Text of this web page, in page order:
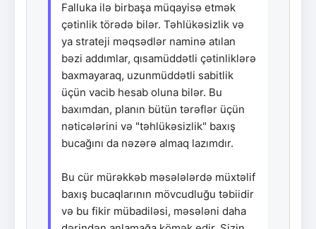
Falluka ilə birbaşa müqayisə etmək
çətinlik törədə bilər. Təhlükəsizlik və
ya strateji məqsədlər naminə atılan
bəzi addımlar, qısamüddətli çətinliklərə
baxmayaraq, uzunmüddətli sabitlik
üçün vacib hesab oluna bilər. Bu
baxımdan, planın bütün tərəflər üçün
nəticələrini və "təhlükəsizlik" baxış
bucağını da nəzərə almaq lazımdır.
Bu cür mürəkkəb məsələlərdə müxtəlif
baxış bucaqlarının mövcudluğu təbiidir
və bu fikir mübadiləsi, məsələni daha